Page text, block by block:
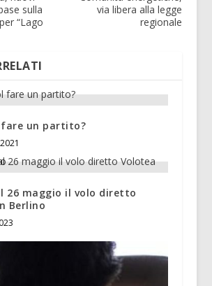
sulla
“Lago
via libera alla legge
regionale
fare un partito?
26 maggio il volo diretto
Berlino